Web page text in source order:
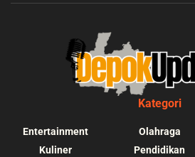
Kategori
Entertainment
Kuliner
Olahraga
Pendidikan